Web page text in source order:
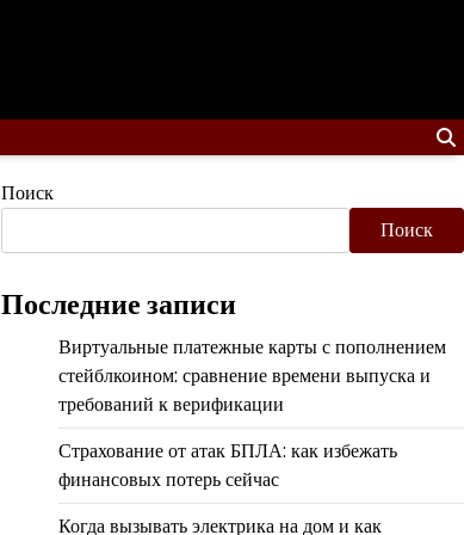
Поиск
Поиск
Последние записи
Виртуальные платежные карты с пополнением
стейблкоином: сравнение времени выпуска и
требований к верификации
Страхование от атак БПЛА: как избежать
финансовых потерь сейчас
Когда вызывать электрика на дом и как